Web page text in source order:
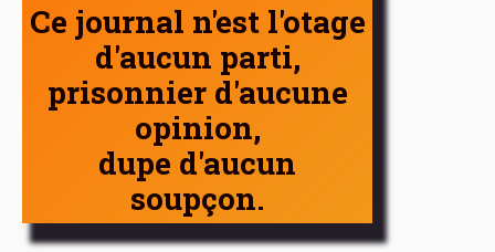
Ce journal n'est l'otage
d'aucun parti,
prisonnier d'aucune
opinion,
dupe d'aucun
soupçon.